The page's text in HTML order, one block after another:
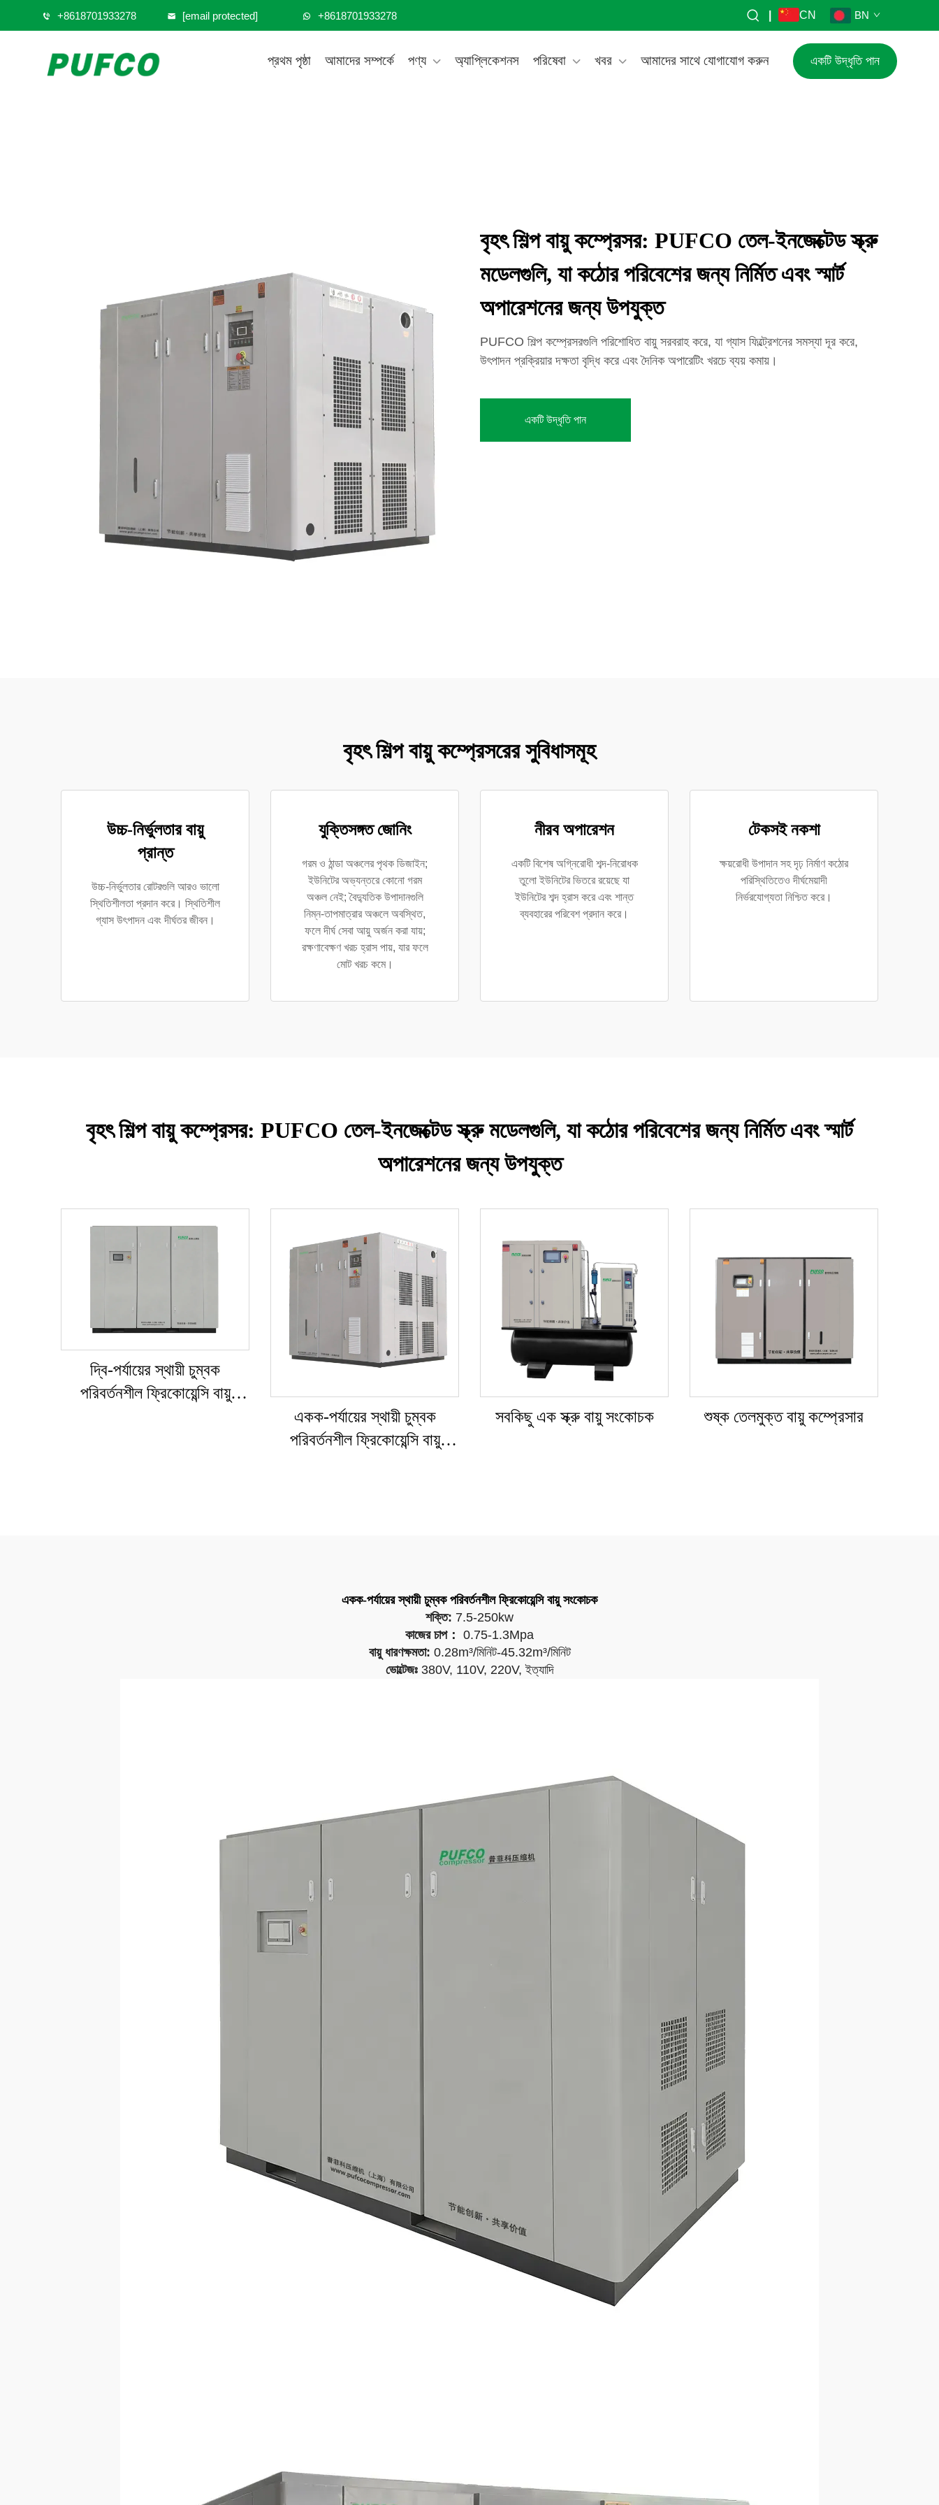
+8618701933278 [email protected] +8618701933278 CN BN
প্রথম পৃষ্ঠা আমাদের সম্পর্কে পণ্য অ্যাপ্লিকেশনস পরিষেবা খবর আমাদের সাথে যোগাযোগ করুন একটি উদ্ধৃতি পান
বৃহৎ শিল্প বায়ু কম্প্রেসর: PUFCO তেল-ইনজেক্টেড স্ক্রু
মডেলগুলি, যা কঠোর পরিবেশের জন্য নির্মিত এবং স্মার্ট
অপারেশনের জন্য উপযুক্ত
PUFCO শিল্প কম্প্রেসরগুলি পরিশোধিত বায়ু সরবরাহ করে, যা গ্যাস ফিল্ট্রেশনের সমস্যা দূর করে,
উৎপাদন প্রক্রিয়ার দক্ষতা বৃদ্ধি করে এবং দৈনিক অপারেটিং খরচে ব্যয় কমায়।
একটি উদ্ধৃতি পান
বৃহৎ শিল্প বায়ু কম্প্রেসরের সুবিধাসমূহ
উচ্চ-নির্ভুলতার বায়ু
প্রান্ত
উচ্চ-নির্ভুলতার রোটরগুলি আরও ভালো
স্থিতিশীলতা প্রদান করে। স্থিতিশীল
গ্যাস উৎপাদন এবং দীর্ঘতর জীবন।
যুক্তিসঙ্গত জোনিং
গরম ও ঠান্ডা অঞ্চলের পৃথক ডিজাইন;
ইউনিটের অভ্যন্তরে কোনো গরম
অঞ্চল নেই; বৈদ্যুতিক উপাদানগুলি
নিম্ন-তাপমাত্রার অঞ্চলে অবস্থিত,
ফলে দীর্ঘ সেবা আয়ু অর্জন করা যায়;
রক্ষণাবেক্ষণ খরচ হ্রাস পায়, যার ফলে
মোট খরচ কমে।
নীরব অপারেশন
একটি বিশেষ অগ্নিরোধী শব্দ-নিরোধক
তুলো ইউনিটের ভিতরে রয়েছে যা
ইউনিটের শব্দ হ্রাস করে এবং শান্ত
ব্যবহারের পরিবেশ প্রদান করে।
টেকসই নকশা
ক্ষয়রোধী উপাদান সহ দৃঢ় নির্মাণ কঠোর
পরিস্থিতিতেও দীর্ঘমেয়াদী
নির্ভরযোগ্যতা নিশ্চিত করে।
বৃহৎ শিল্প বায়ু কম্প্রেসর: PUFCO তেল-ইনজেক্টেড স্ক্রু মডেলগুলি, যা কঠোর পরিবেশের জন্য নির্মিত এবং স্মার্ট
অপারেশনের জন্য উপযুক্ত
দ্বি-পর্যায়ের স্থায়ী চুম্বক
পরিবর্তনশীল ফ্রিকোয়েন্সি বায়ু
একক-পর্যায়ের স্থায়ী চুম্বক
পরিবর্তনশীল ফ্রিকোয়েন্সি বায়ু
সবকিছু এক স্ক্রু বায়ু সংকোচক শুষ্ক তেলমুক্ত বায়ু কম্প্রেসার
একক-পর্যায়ের স্থায়ী চুম্বক পরিবর্তনশীল ফ্রিকোয়েন্সি বায়ু সংকোচক
শক্তি: 7.5-250kw
কাজের চাপ： 0.75-1.3Mpa
বায়ু ধারণক্ষমতা: 0.28m³/মিনিট-45.32m³/মিনিট
ভোল্টেজঃ 380V, 110V, 220V, ইত্যাদি